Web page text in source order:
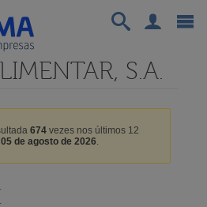
S.A.
674vezes nos últimos 12
05 de agosto de 2026.